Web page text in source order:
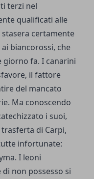
terzi nel
qualificati alle
certamente
biancorossi, che
giorno fa. I canarini
il fattore
del mancato
Ma conoscendo
i suoi,
di Carpi,
infortunate:
I leoni
non possesso si